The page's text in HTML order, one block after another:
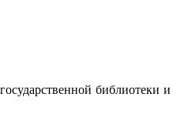
библиотеки и